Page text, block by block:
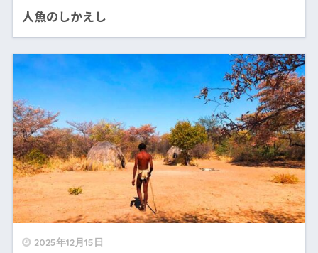
人魚のしかえし
2025年12月15日